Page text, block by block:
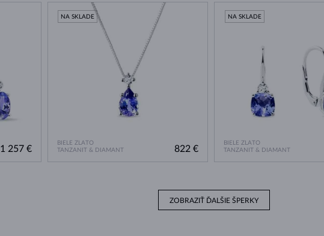
1 257 €
BIELE ZLATO
TANZANIT & DIAMANT
NA SKLADE
822 €
BIELE ZLATO
TANZANIT & DIAMANT
NA SKLADE
ZOBRAZIŤ ĎALŠIE ŠPERKY